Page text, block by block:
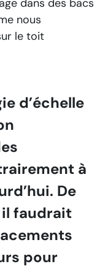
dans des bacs
nous
le toit
d’échelle
à
De
il faudrait
pour